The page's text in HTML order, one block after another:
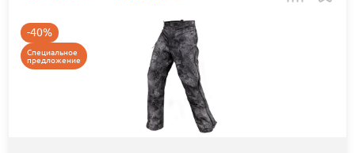
-40%
Специальное
предложение